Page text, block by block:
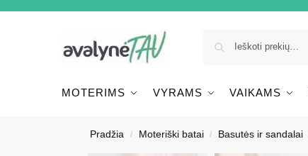
MOTERIMS VYRAMS VAIKAMS
Pradžia / Moteriški batai / Basutės ir sandalai